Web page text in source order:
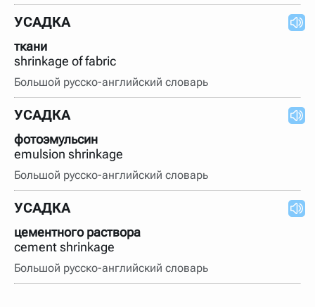
УСАДКА
ткани
shrinkage of fabric
Большой русско-английский словарь
УСАДКА
фотоэмульсин
emulsion shrinkage
Большой русско-английский словарь
УСАДКА
цементного раствора
cement shrinkage
Большой русско-английский словарь